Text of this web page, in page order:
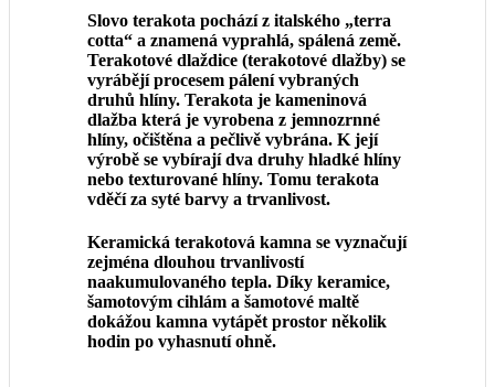
Slovo terakota pochází z italského „terra
cotta“ a znamená vyprahlá, spálená země.
Terakotové dlaždice (terakotové dlažby) se
vyrábějí procesem pálení vybraných
druhů hlíny. Terakota je kameninová
dlažba která je vyrobena z jemnozrnné
hlíny, očištěna a pečlivě vybrána. K její
výrobě se vybírají dva druhy hladké hlíny
nebo texturované hlíny. Tomu terakota
vděčí za syté barvy a trvanlivost.
Keramická terakotová kamna se vyznačují
zejména dlouhou trvanlivostí
naakumulovaného tepla. Díky keramice,
šamotovým cihlám a šamotové maltě
dokážou kamna vytápět prostor několik
hodin po vyhasnutí ohně.